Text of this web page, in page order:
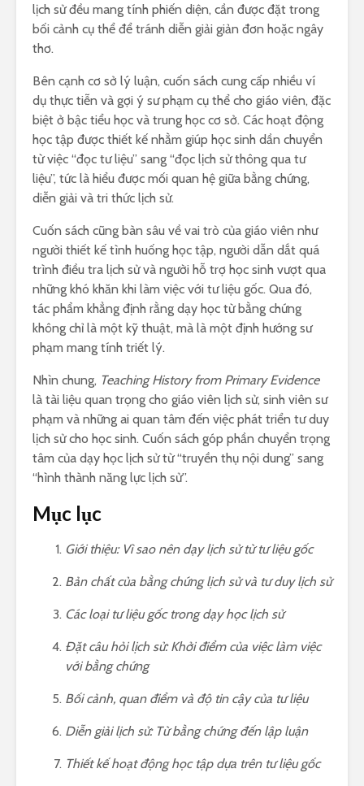
lịch sử đều mang tính phiến diện, cần được đặt trong
bối cảnh cụ thể để tránh diễn giải giản đơn hoặc ngây
thơ.
Bên cạnh cơ sở lý luận, cuốn sách cung cấp nhiều ví
dụ thực tiễn và gợi ý sư phạm cụ thể cho giáo viên, đặc
biệt ở bậc tiểu học và trung học cơ sở. Các hoạt động
học tập được thiết kế nhằm giúp học sinh dần chuyển
từ việc “đọc tư liệu” sang “đọc lịch sử thông qua tư
liệu”, tức là hiểu được mối quan hệ giữa bằng chứng,
diễn giải và tri thức lịch sử.
Cuốn sách cũng bàn sâu về vai trò của giáo viên như
người thiết kế tình huống học tập, người dẫn dắt quá
trình điều tra lịch sử và người hỗ trợ học sinh vượt qua
những khó khăn khi làm việc với tư liệu gốc. Qua đó,
tác phẩm khẳng định rằng dạy học từ bằng chứng
không chỉ là một kỹ thuật, mà là một định hướng sư
phạm mang tính triết lý.
Nhìn chung, Teaching History from Primary Evidence
là tài liệu quan trọng cho giáo viên lịch sử, sinh viên sư
phạm và những ai quan tâm đến việc phát triển tư duy
lịch sử cho học sinh. Cuốn sách góp phần chuyển trọng
tâm của dạy học lịch sử từ “truyền thụ nội dung” sang
“hình thành năng lực lịch sử”.
Mục lục
Giới thiệu: Vì sao nên dạy lịch sử từ tư liệu gốc
Bản chất của bằng chứng lịch sử và tư duy lịch sử
Các loại tư liệu gốc trong dạy học lịch sử
Đặt câu hỏi lịch sử: Khởi điểm của việc làm việc
với bằng chứng
Bối cảnh, quan điểm và độ tin cậy của tư liệu
Diễn giải lịch sử: Từ bằng chứng đến lập luận
Thiết kế hoạt động học tập dựa trên tư liệu gốc